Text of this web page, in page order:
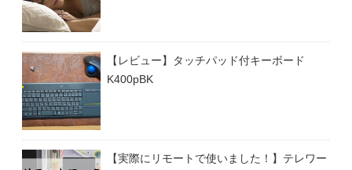
【レビュー】タッチパッド付キーボード
K400pBK
【実際にリモートで使いました！】テレワー